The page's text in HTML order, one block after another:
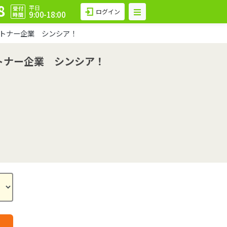
受付
時間
平日
9:00-18:00 ログイン
ナー企業 シンシア！
ナー企業 シンシア！